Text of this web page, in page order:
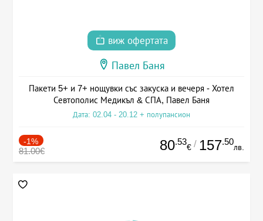
виж офертата
Павел Баня
Пакети 5+ и 7+ нощувки със закуска и вечеря - Хотел
Севтополис Медикъл & СПА, Павел Баня
Дата: 02.04 - 20.12 + полупансион
-1%
81.00€ 80.53
€ / 157.50
лв.